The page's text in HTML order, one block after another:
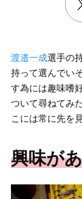
渡邉一成選手の
持って選んでい
す為には趣味嗜
ついて尋ねてみ
こには常に先を
興味が